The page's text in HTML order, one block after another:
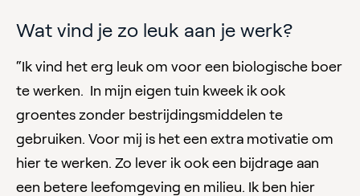
Wat vind je zo leuk aan je werk?
“Ik vind het erg leuk om voor een biologische boer
te werken. In mijn eigen tuin kweek ik ook
groentes zonder bestrijdingsmiddelen te
gebruiken. Voor mij is het een extra motivatie om
hier te werken. Zo lever ik ook een bijdrage aan
een betere leefomgeving en milieu. Ik ben hier